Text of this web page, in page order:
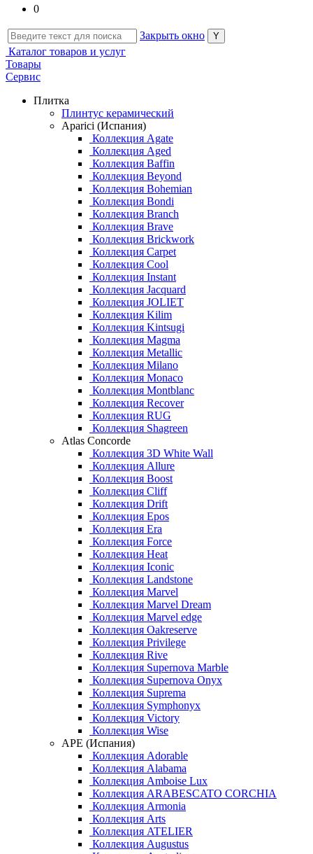
0
Закрыть окно
Каталог товаров и услуг
Товары
Сервис
Плитка
Плинтус керамический
Aparici (Испания)
Коллекция Agate
Коллекция Aged
Коллекция Baffin
Коллекция Beyond
Коллекция Bohemian
Коллекция Bondi
Коллекция Branch
Коллекция Brave
Коллекция Brickwork
Коллекция Carpet
Коллекция Cool
Коллекция Instant
Коллекция Jacquard
Коллекция JOLIET
Коллекция Kilim
Коллекция Kintsugi
Коллекция Magma
Коллекция Metallic
Коллекция Milano
Коллекция Monaco
Коллекция Montblanc
Коллекция Recover
Коллекция RUG
Коллекция Shagreen
Atlas Concorde
Коллекция 3D White Wall
Коллекция Allure
Коллекция Boost
Коллекция Cliff
Коллекция Drift
Коллекция Epos
Коллекция Era
Коллекция Force
Коллекция Heat
Коллекция Iconic
Коллекция Landstone
Коллекция Marvel
Коллекция Marvel Dream
Коллекция Marvel edge
Коллекция Oakreserve
Коллекция Privilege
Коллекция Rive
Коллекция Supernova Marble
Коллекция Supernova Onyx
Коллекция Suprema
Коллекция Symphonyx
Коллекция Victory
Коллекция Wise
APE (Испания)
Коллекция Adorable
Коллекция Alabama
Коллекция Amboise Lux
Коллекция ARABESCATO CORCHIA
Коллекция Armonia
Коллекция Arts
Коллекция ATELIER
Коллекция Augustus